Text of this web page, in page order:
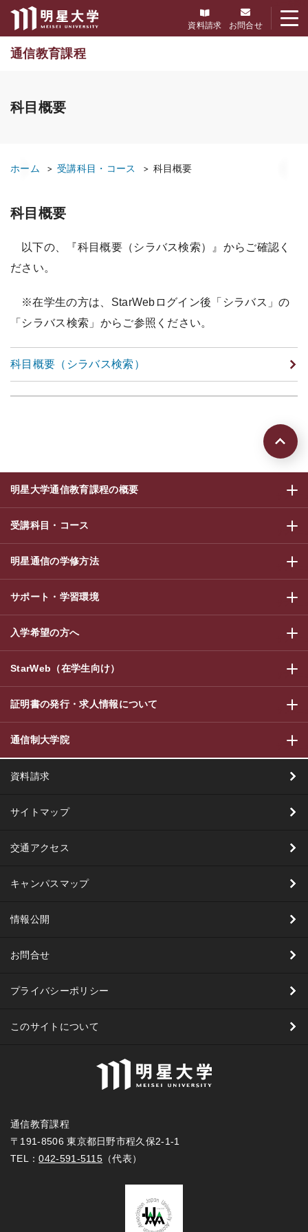
資料請求 お問合せ
通信教育課程
科目概要
ホーム 受講科目・コース 科目概要
科目概要
以下の、『科目概要（シラバス検索）』からご確認く
ださい。
※在学生の方は、StarWebログイン後「シラバス」の
「シラバス検索」からご参照ください。
科目概要（シラバス検索）
ページの先頭
明星大学通信教育課程の概要
サブメニ
受講科目・コース
サブメニ
明星通信の学修方法
サブメニ
サポート・学習環境
サブメニ
入学希望の方へ
サブメニ
StarWeb（在学生向け）
サブメニ
証明書の発行・求人情報について
サブメニ
通信制大学院
サブメニ
資料請求
サイトマップ
交通アクセス
キャンパスマップ
情報公開
お問合せ
プライバシーポリシー
このサイトについて
通信教育課程
〒191-8506 東京都日野市程久保2-1-1
TEL：042-591-5115 （代表）